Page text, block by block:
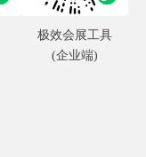
极效会展工具
(企业端)